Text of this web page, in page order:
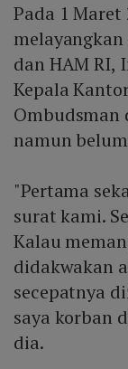
Pada 1
dan HAM RI,
Kepala
namun
"Pertama
surat kami.
Kalau
didakwakan
secepatnya
saya korban
dia.